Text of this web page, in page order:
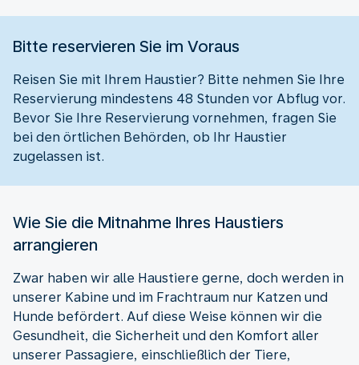
Bitte reservieren Sie im Voraus
Reisen Sie mit Ihrem Haustier? Bitte nehmen Sie Ihre
Reservierung mindestens 48 Stunden vor Abflug vor.
Bevor Sie Ihre Reservierung vornehmen, fragen Sie
bei den örtlichen Behörden, ob Ihr Haustier
zugelassen ist.
Wie Sie die Mitnahme Ihres Haustiers
arrangieren
Zwar haben wir alle Haustiere gerne, doch werden in
unserer Kabine und im Frachtraum nur Katzen und
Hunde befördert. Auf diese Weise können wir die
Gesundheit, die Sicherheit und den Komfort aller
unserer Passagiere, einschließlich der Tiere,